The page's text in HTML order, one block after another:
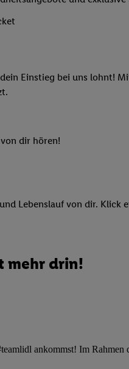
Einstieg bei uns lohnt!
dir hören!
Lebenslauf von dir. Klick
mehr drin!
ankommst! Im Rahmen
Adresse und einer
können Ihre
finden Sie in den
Ihre Einwilligung
Verknüpfung